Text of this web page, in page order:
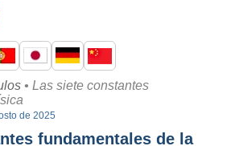
• Las siete constantes
de 2025
fundamentales de la